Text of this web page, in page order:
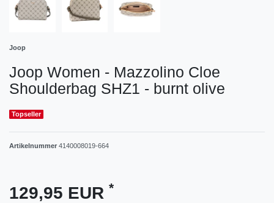
Joop
Joop Women - Mazzolino Cloe
Shoulderbag SHZ1 - burnt olive
Topseller
Artikelnummer 4140008019-664
129,95 EUR *